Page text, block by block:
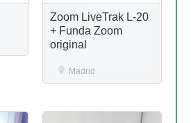
Zoom LiveTrak L-20
+ Funda Zoom
original
Madrid